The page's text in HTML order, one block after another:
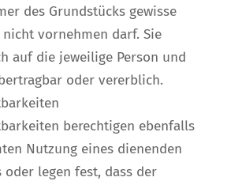
des Grundstücks gewisse
vornehmen darf. Sie
auf die jeweilige Person und
oder vererblich.
berechtigen ebenfalls
Nutzung eines dienenden
oder legen fest, dass der